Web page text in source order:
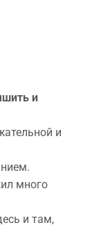
и
и
много
и там,